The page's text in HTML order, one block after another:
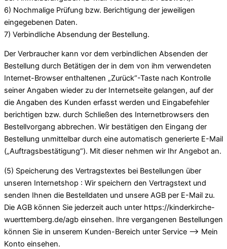
6) Nochmalige Prüfung bzw. Berichtigung der jeweiligen
eingegebenen Daten.
7) Verbindliche Absendung der Bestellung.
Der Verbraucher kann vor dem verbindlichen Absenden der
Bestellung durch Betätigen der in dem von ihm verwendeten
Internet-Browser enthaltenen „Zurück“-Taste nach Kontrolle
seiner Angaben wieder zu der Internetseite gelangen, auf der
die Angaben des Kunden erfasst werden und Eingabefehler
berichtigen bzw. durch Schließen des Internetbrowsers den
Bestellvorgang abbrechen. Wir bestätigen den Eingang der
Bestellung unmittelbar durch eine automatisch generierte E-Mail
(„Auftragsbestätigung“). Mit dieser nehmen wir Ihr Angebot an.
(5) Speicherung des Vertragstextes bei Bestellungen über
unseren Internetshop : Wir speichern den Vertragstext und
senden Ihnen die Bestelldaten und unsere AGB per E-Mail zu.
Die AGB können Sie jederzeit auch unter https://kinderkirche-
wuerttemberg.de/agb einsehen. Ihre vergangenen Bestellungen
können Sie in unserem Kunden-Bereich unter Service –> Mein
Konto einsehen.